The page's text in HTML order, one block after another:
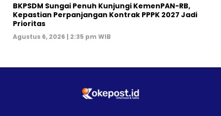
BKPSDM Sungai Penuh Kunjungi KemenPAN-RB,
Kepastian Perpanjangan Kontrak PPPK 2027 Jadi
Prioritas
Agustus 6, 2026 | 2:35 pm WIB